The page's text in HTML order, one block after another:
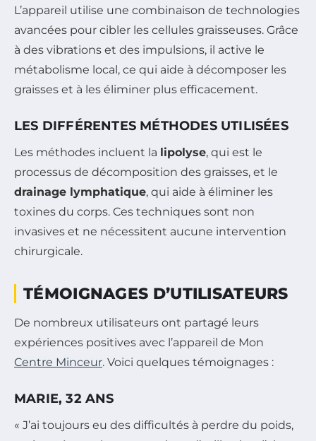
L’appareil utilise une combinaison de technologies
avancées pour cibler les cellules graisseuses. Grâce
à des vibrations et des impulsions, il active le
métabolisme local, ce qui aide à décomposer les
graisses et à les éliminer plus efficacement.
LES DIFFÉRENTES MÉTHODES UTILISÉES
Les méthodes incluent la lipolyse, qui est le
processus de décomposition des graisses, et le
drainage lymphatique, qui aide à éliminer les
toxines du corps. Ces techniques sont non
invasives et ne nécessitent aucune intervention
chirurgicale.
TÉMOIGNAGES D’UTILISATEURS
De nombreux utilisateurs ont partagé leurs
expériences positives avec l’appareil de Mon
Centre Minceur. Voici quelques témoignages :
MARIE, 32 ANS
« J’ai toujours eu des difficultés à perdre du poids,